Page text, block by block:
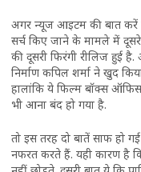
अगर न्यूज आइटम की बात करें
सर्च किए जाने के मामले में
की दूसरी फिरंगी रीलिज हुई
निर्माण कपिल शर्मा ने खुद
हालांकि ये फिल्म बॉक्स
भी आना बंद हो गया है.
तो इस तरह दो बातें साफ हो
नफरत करते हैं. यही कारण है